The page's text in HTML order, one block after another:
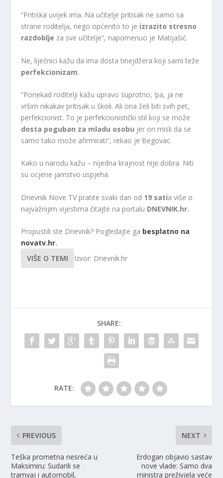
“Pritiska uvijek ima. Na učitelje pritisak ne samo sa
strane roditelja, nego općenito to je izrazito stresno
razdoblje za sve učitelje“, napomenuo je Matijašić.
Ne, liječnici kažu da ima dosta tinejdžera koji sami teže
perfekcionizam.
“Ponekad roditelji kažu upravo suprotno, ‘pa, ja ne
vršim nikakav pritisak u školi. Ali ona želi biti svih pet,
perfekcionist. To je perfekcionistički stil koji se može
dosta poguban za mladu osobu jer on misli da se
samo tako može afirmirati”, rekao je Begovac.
Kako u narodu kažu – nijedna krajnost nije dobra. Niti
su ocjene jamstvo uspjeha.
Dnevnik Nove TV pratite svaki dan od 19 satia više o
najvažnijim vijestima čitajte na portalu DNEVNIK.hr.
Propustili ste Dnevnik? Pogledajte ga besplatno na
novatv.hr.
VIŠE O TEMI
Izvor: Dnevnik.hr
SHARE:
RATE:
PREVIOUS
Teška prometna nesreća u
Maksimiru: Sudarili se
tramvaj i automobil,
NEXT
Erdogan objavio sastav
nove vlade: Samo dva
ministra preživjela veće